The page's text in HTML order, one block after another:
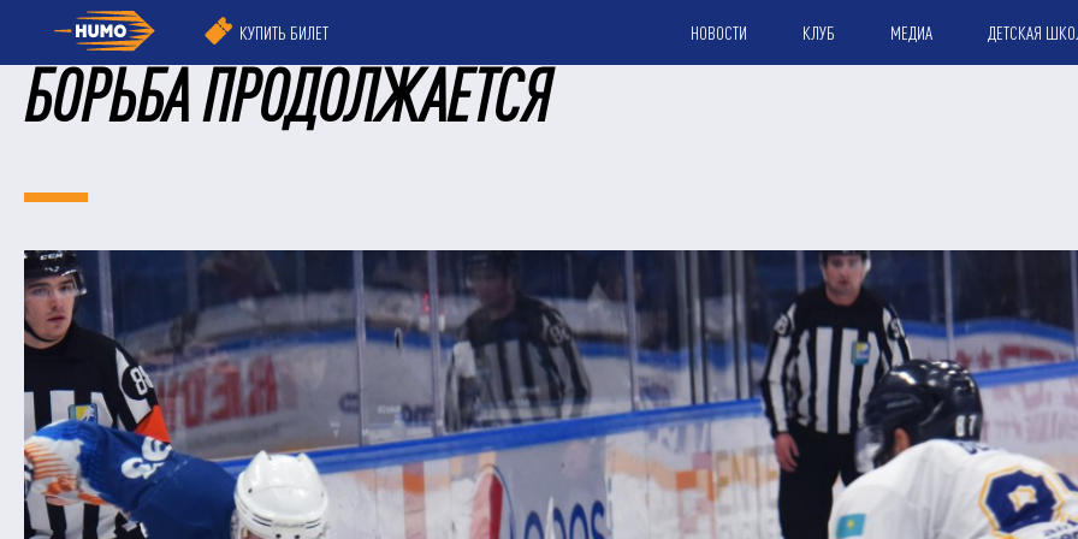
КУПИТЬ БИЛЕТ НОВОСТИ КЛУБ МЕДИА ДЕТСКАЯ
БОРЬБА ПРОДОЛЖАЕТСЯ